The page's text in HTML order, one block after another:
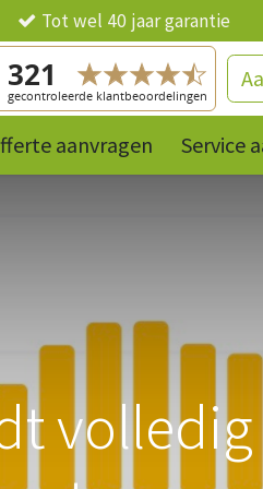
Tot wel 40 jaar garantie
References
aanvragen Service
volledig